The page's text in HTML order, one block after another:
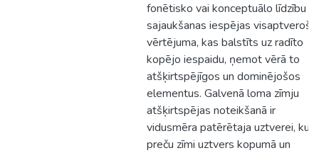
fonētisko vai konceptuālo līdzību
sajaukšanas iespējas visaptverošā
vērtējuma, kas balstīts uz radīto
kopējo iespaidu, ņemot vērā to
atšķirtspējīgos un dominējošos
elementus. Galvenā loma zīmju
atšķirtspējas noteikšanā ir
vidusmēra patērētaja uztverei, kurš
preču zīmi uztvers kopumā un